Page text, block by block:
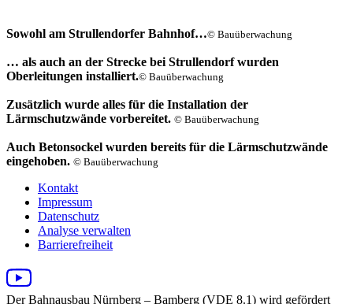
Sowohl am Strullendorfer Bahnhof…© Bauüberwachung
… als auch an der Strecke bei Strullendorf wurden
Oberleitungen installiert.© Bauüberwachung
Zusätzlich wurde alles für die Installation der
Lärmschutzwände vorbereitet. © Bauüberwachung
Auch Betonsockel wurden bereits für die Lärmschutzwände
eingehoben. © Bauüberwachung
Kontakt
Impressum
Datenschutz
Analyse verwalten
Barrierefreiheit
Der Bahnausbau Nürnberg – Bamberg (VDE 8.1) wird gefördert